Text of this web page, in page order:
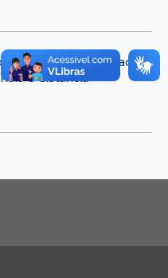
cursos/7-elaboracao-
a-distancia